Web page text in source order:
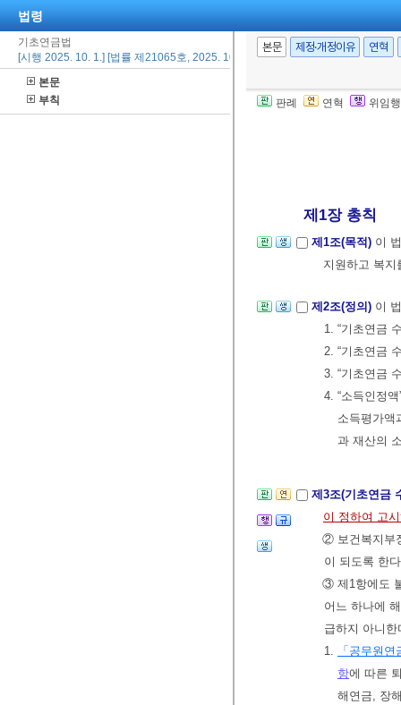
법령
기초연금법
[시행 2025. 10. 1.] [법률 제21065호, 2025. 10. 1., 타법개정]
본문
부칙
본문 제정·개정이유 연혁
판례 연혁 위임
제1장 총칙
제1조(목적) 이
지원하고 복지
제2조(정의) 이
1. “기초연금
2. “기초연금
3. “기초연금
4. “소득인정
소득평가액
과 재산의
제3조(기초연금
이 정하여 고
② 보건복지부
이 되도록 한
③ 제1항에도
어느 하나에
급하지 아니
1.
「공무원연
항에 따른
해연금, 장